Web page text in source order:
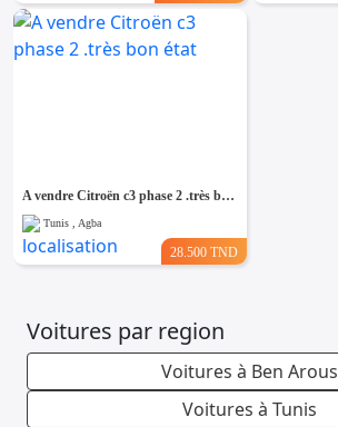
A vendre Citroën c3 phase 2 .très bon état
Tunis , Agba
28.500 TND
Voitures par region
Voitures à Ben Arous
Voitures à Tunis